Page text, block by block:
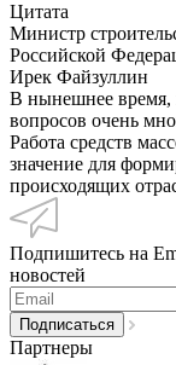
Цитата
Министр
Российской
Ирек Файзуллин
В нынешнее время,
вопросов очень
Работа средств
значение для
происходящих
Подпишитесь на
новостей
Партнеры